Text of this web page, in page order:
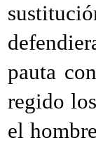
pauta
regido
el